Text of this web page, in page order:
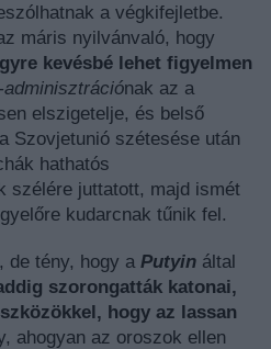
a végkifejletbe.
máris nyilvánvaló, hogy
kevésbé lehet figyelmen
adminisztrációnak az a
elszigetelje, és belső
Szovjetunió szétesése után
hathatós
szélére juttatott, majd ismét
kudarcnak tűnik fel.
de tény, hogy a Putyin által
szorongatták katonai,
hogy az lassan
ahogyan az oroszok ellen